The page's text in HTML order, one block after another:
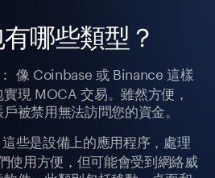
哪些類型？
像 Coinbase 或 Binance 這樣
現 MOCA 交易。雖然方便，
被禁用無法訪問您的資金。
些是設備上的應用程序，處理
使用方便，但可能會受到網絡威